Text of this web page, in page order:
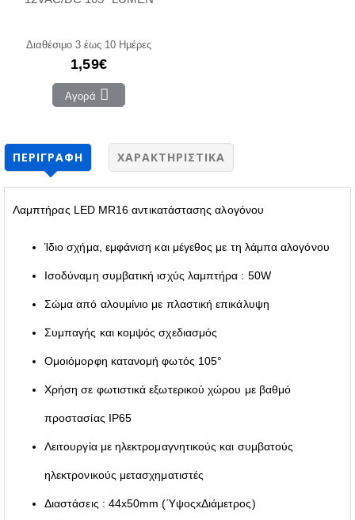
Διαθέσιμο 3 έως 10 Ημέρες
1,59€
Αγορά
ΠΕΡΙΓΡΑΦΉ ΧΑΡΑΚΤΗΡΙΣΤΙΚΆ
Λαμπτήρας LED MR16 αντικατάστασης αλογόνου
Ίδιο σχήμα, εμφάνιση και μέγεθος με τη λάμπα αλογόνου
Ισοδύναμη συμβατική ισχύς λαμπτήρα : 50W
Σώμα από αλουμίνιο με πλαστική επικάλυψη
Συμπαγής και κομψός σχεδιασμός
Ομοιόμορφη κατανομή φωτός 105°
Χρήση σε φωτιστικά εξωτερικού χώρου με βαθμό
προστασίας IP65
Λειτουργία με ηλεκτρομαγνητικούς και συμβατούς
ηλεκτρονικούς μετασχηματιστές
Διαστάσεις : 44x50mm (ΎψοςxΔιάμετρος)